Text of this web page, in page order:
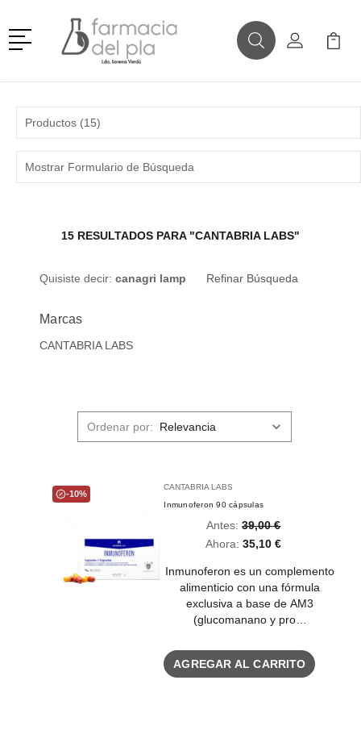
Menú
BuscarMi Cuenta
Mi
Productos (15)
Mostrar Formulario de Búsqueda
15 RESULTADOS PARA "CANTABRIA LABS"
Quisiste decir: canagri lamp Refinar Búsqueda
Marcas
CANTABRIA LABS
Ordenar por:
-10%
CANTABRIA LABS
Inmunoferon 90 cápsulas
Ahora: 35,10 €
Antes: 39,00 €
Inmunoferon es un complemento
alimenticio con una fórmula
exclusiva a base de AM3
(glucomanano y pro…
AGREGAR AL CARRITO